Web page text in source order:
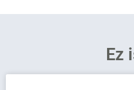
Ez